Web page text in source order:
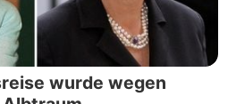
wurde wegen